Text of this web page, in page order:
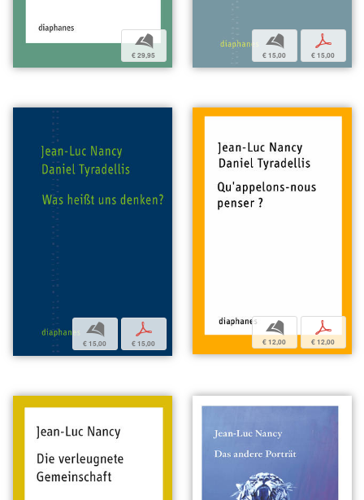
b
€ 29,95
b
€ 15,00
p
€ 15,00
b
€ 15,00
p
€ 15,00
b
€ 12,00
p
€ 12,00